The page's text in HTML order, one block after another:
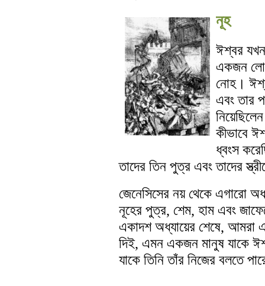
নূহ
ঈশ্বর যখন
একজন
নোহ।
এবং তার
কীভাবে
ধ্বংস
তাদের তিন পুত্র এবং তাদের
জেনেসিসের নয় থেকে এগারো
নূহের পুত্র, শেম, হাম এবং
একাদশ অধ্যায়ের শেষে, আমরা
দিই, এমন একজন মানুষ যাকে
যাকে তিনি তাঁর নিজের বলতে